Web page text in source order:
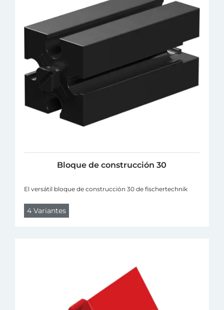
Bloque de construcción 30
El versátil bloque de construcción 30 de fischertechnik
4 Variantes